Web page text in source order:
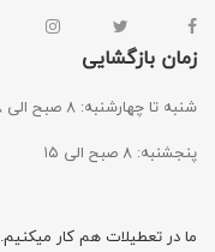
زمان بازگشایی
شنبه تا چهارشنبه: ۸ صبح الی ۱۸ عصر
پنجشنبه: ۸ صبح الی ۱۵
ما در تعطیلات هم کار میکنیم.